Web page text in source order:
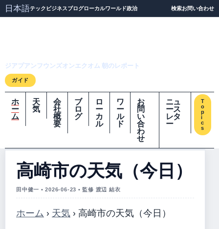
日本語テック ビジネスブログローカルワールド政治 検索お問い合わせ
ジアプアンフウンズオンエクオム 朝のレポート
ガイド
ホ
ー
ム
天
気
会
社
概
要
ブ
ロ
グ
ロ
ー
カ
ル
ワ
ー
ル
ド
お
問
い
合
わ
せ
ニュ
ース
レタ
ー
T
o
p
i
c
s
高崎市の天気（今日）
田中健一 • 2026-06-23 • 監修 渡辺 結衣
ホーム › 天気 › 高崎市の天気（今日）